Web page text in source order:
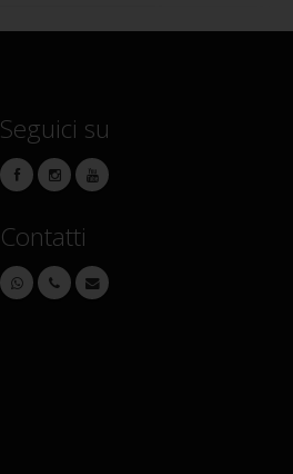
Seguici su
Contatti